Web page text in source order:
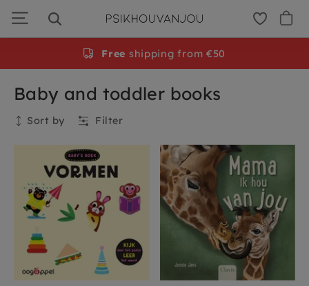
navigation
Baby and toddler books
Sort by Filter
Current filters
Leeftijd:Peuter 1-2 jr
Clear all
Collection
Free shipping from €50